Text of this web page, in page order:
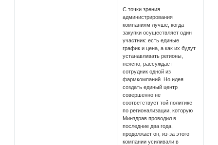
С точки зрения
администрирования
компаниям лучше, когда
закупки осуществляет один
участник: есть единые
график и цена, а как их будут
устанавливать регионы,
неясно, рассуждает
сотрудник одной из
фармкомпаний. Но идея
создать единый центр
совершенно не
соответствует той политике
по регионализации, которую
Минздрав проводил в
последние два года,
продолжает он, из-за этого
компании усиливали в